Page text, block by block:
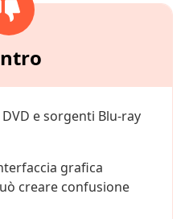
e sorgenti Blu-ray
grafica
creare confusione